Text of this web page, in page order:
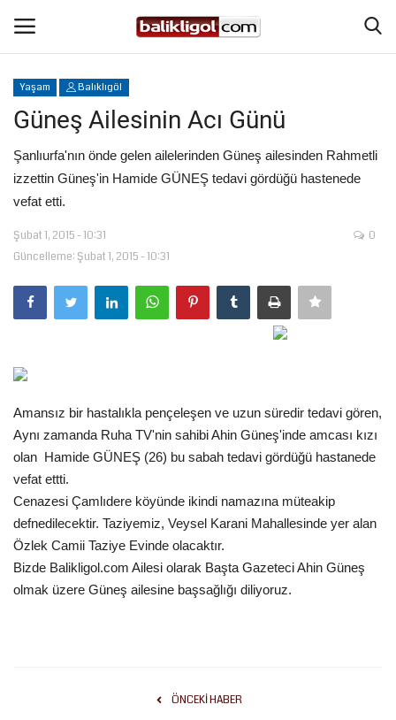
Giriş Yap
Anasayfa
Köşe Yazıları
Şanlıurfa
Eğitim
Spor
Gündem
Tekno Bilim
Ekonomi
Galeriler
Yaşam Balıklıgöl
Güneş Ailesinin Acı Günü
Şanlıurfa'nın önde gelen ailelerinden Güneş ailesinden Rahmetli
izzettin Güneş'in Hamide GÜNEŞ tedavi gördüğü hastenede
vefat etti.
Şubat 1, 2015 - 10:31
Güncelleme: Şubat 1, 2015 - 10:31
0
Amansız bir hastalıkla pençeleşen ve uzun süredir tedavi gören,
Aynı zamanda Ruha TV'nin sahibi Ahin Güneş'inde amcası kızı
olan Hamide GÜNEŞ (26) bu sabah tedavi gördüğü hastanede
vefat ettti.
Cenazesi Çamlıdere köyünde ikindi namazına müteakip
defnedilecektir. Taziyemiz, Veysel Karani Mahallesinde yer alan
Özlek Camii Taziye Evinde olacaktır.
Bizde Balikligol.com Ailesi olarak Başta Gazeteci Ahin Güneş
olmak üzere Güneş ailesine başsağlığı diliyoruz.
ÖNCEKI HABER